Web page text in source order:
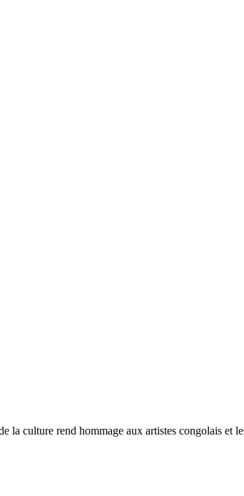
la culture rend hommage aux artistes congolais et